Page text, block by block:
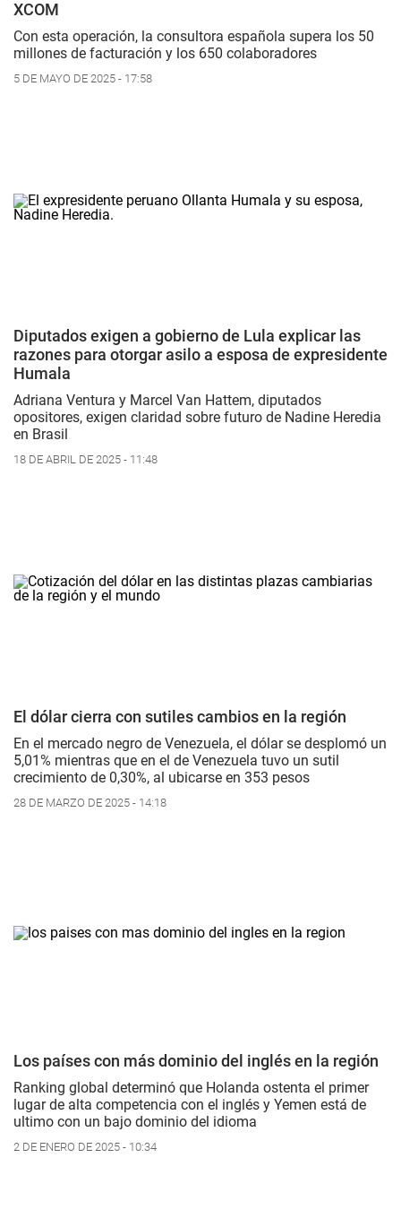
XCOM
Con esta operación, la consultora española supera los 50
millones de facturación y los 650 colaboradores
5 DE MAYO DE 2025 - 17:58
Diputados exigen a gobierno de Lula explicar las
razones para otorgar asilo a esposa de expresidente
Humala
Adriana Ventura y Marcel Van Hattem, diputados
opositores, exigen claridad sobre futuro de Nadine Heredia
en Brasil
18 DE ABRIL DE 2025 - 11:48
El dólar cierra con sutiles cambios en la región
En el mercado negro de Venezuela, el dólar se desplomó un
5,01% mientras que en el de Venezuela tuvo un sutil
crecimiento de 0,30%, al ubicarse en 353 pesos
28 DE MARZO DE 2025 - 14:18
Los países con más dominio del inglés en la región
Ranking global determinó que Holanda ostenta el primer
lugar de alta competencia con el inglés y Yemen está de
ultimo con un bajo dominio del idioma
2 DE ENERO DE 2025 - 10:34